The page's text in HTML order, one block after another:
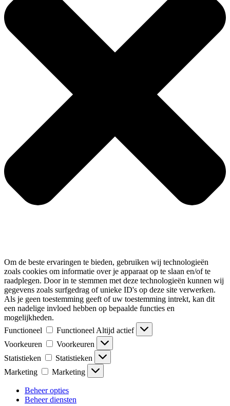
Om de beste ervaringen te bieden, gebruiken wij technologieën
zoals cookies om informatie over je apparaat op te slaan en/of te
raadplegen. Door in te stemmen met deze technologieën kunnen wij
gegevens zoals surfgedrag of unieke ID's op deze site verwerken.
Als je geen toestemming geeft of uw toestemming intrekt, kan dit
een nadelige invloed hebben op bepaalde functies en
mogelijkheden.
Functioneel
FunctioneelAltijd actief
Voorkeuren
Voorkeuren
Statistieken
Statistieken
Marketing
Marketing
Beheer opties
Beheer diensten